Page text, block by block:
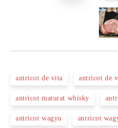
antricot de vita antricot de
antricot maturat whisky
antricot wagyu antricot